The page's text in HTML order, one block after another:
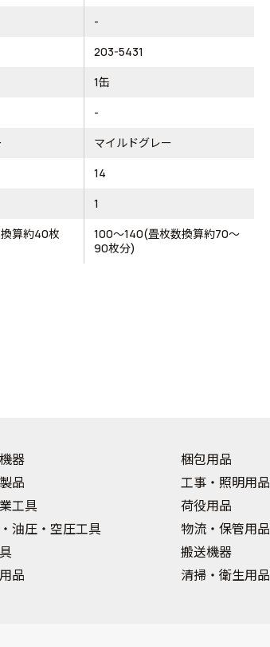
-
203-5431
1缶
-
マイルドグレー
14
1
算約40枚
100～140(畳枚数換算約70～
90枚分)
器
品
工具
油圧・空圧工具
品
梱包用品
工事・照明用品
荷役用品
物流・保管用品
搬送機器
清掃・衛生用品